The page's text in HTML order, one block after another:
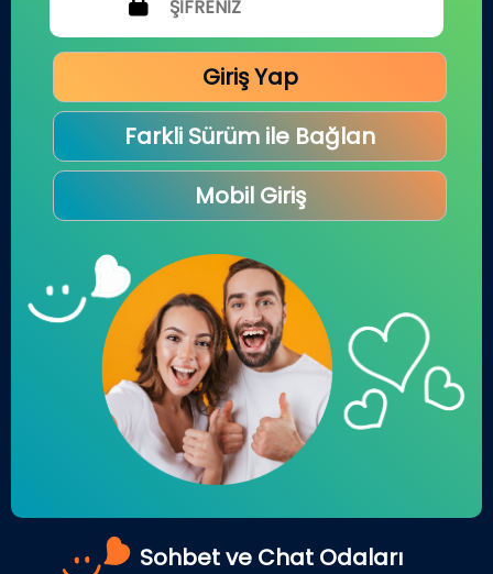
Giriş Yap
Farkli Sürüm ile Bağlan
Mobil Giriş
Sohbet ve Chat Odaları